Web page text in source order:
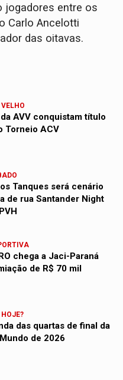
jogadores entre os
Carlo Ancelotti
das oitavas.
AVV conquistam título
Torneio ACV
Tanques será cenário
de rua Santander Night
chega a Jaci-Paraná
de R$ 70 mil
das quartas de final da
de 2026